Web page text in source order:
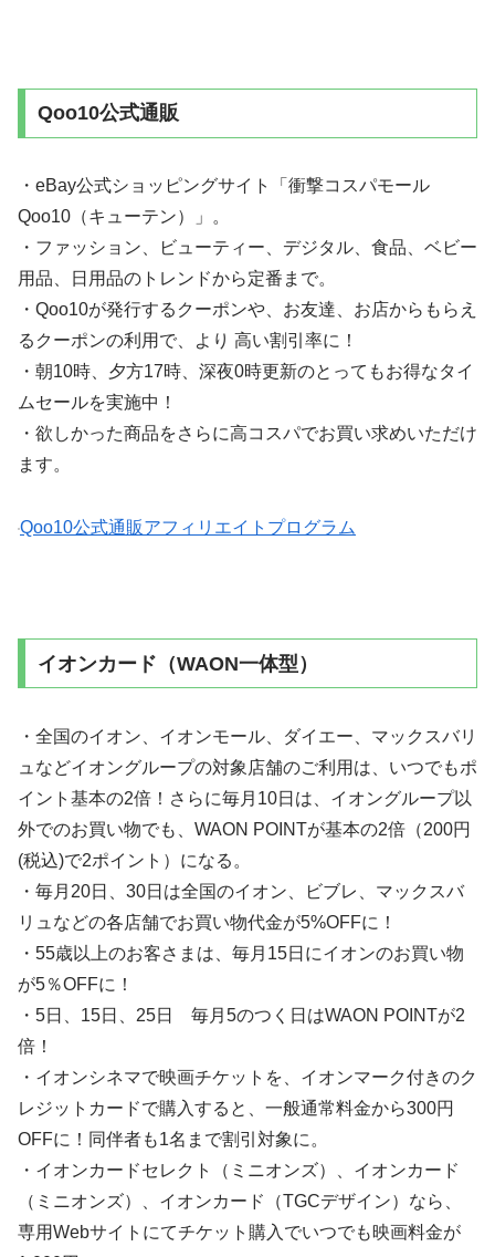
Qoo10公式通販
・eBay公式ショッピングサイト「衝撃コスパモール
Qoo10（キューテン）」。
・ファッション、ビューティー、デジタル、食品、ベビー
用品、日用品のトレンドから定番まで。
・Qoo10が発行するクーポンや、お友達、お店からもらえ
るクーポンの利用で、より 高い割引率に！
・朝10時、夕方17時、深夜0時更新のとってもお得なタイ
ムセールを実施中！
・欲しかった商品をさらに高コスパでお買い求めいただけ
ます。
Qoo10公式通販アフィリエイトプログラム
イオンカード（WAON一体型）
・全国のイオン、イオンモール、ダイエー、マックスバリ
ュなどイオングループの対象店舗のご利用は、いつでもポ
イント基本の2倍！さらに毎月10日は、イオングループ以
外でのお買い物でも、WAON POINTが基本の2倍（200円
(税込)で2ポイント）になる。
・毎月20日、30日は全国のイオン、ビブレ、マックスバ
リュなどの各店舗でお買い物代金が5%OFFに！
・55歳以上のお客さまは、毎月15日にイオンのお買い物
が5％OFFに！
・5日、15日、25日 毎月5のつく日はWAON POINTが2
倍！
・イオンシネマで映画チケットを、イオンマーク付きのク
レジットカードで購入すると、一般通常料金から300円
OFFに！同伴者も1名まで割引対象に。
・イオンカードセレクト（ミニオンズ）、イオンカード
（ミニオンズ）、イオンカード（TGCデザイン）なら、
専用Webサイトにてチケット購入でいつでも映画料金が